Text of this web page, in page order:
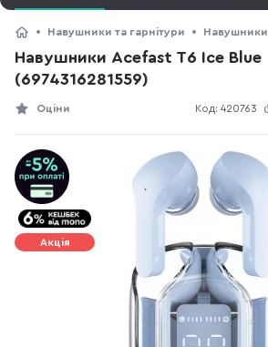
Навушники та гарнітури Навушники
Навушники Acefast T6 Ice Blue
(6974316281559)
Код: 420763
Оціни
Акція